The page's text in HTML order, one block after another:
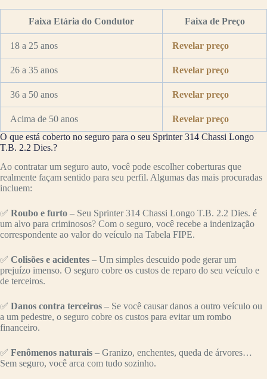
Faixa Etária do Condutor Faixa de Preço
18 a 25 anos Revelar preço
26 a 35 anos Revelar preço
36 a 50 anos Revelar preço
Acima de 50 anos
Revelar preço
O que está coberto no seguro para o seu Sprinter 314 Chassi Longo
T.B. 2.2 Dies.?
Ao contratar um seguro auto, você pode escolher coberturas que
realmente façam sentido para seu perfil. Algumas das mais procuradas
incluem:
✅ Roubo e furto – Seu Sprinter 314 Chassi Longo T.B. 2.2 Dies. é
um alvo para criminosos? Com o seguro, você recebe a indenização
correspondente ao valor do veículo na Tabela FIPE.
✅ Colisões e acidentes – Um simples descuido pode gerar um
prejuízo imenso. O seguro cobre os custos de reparo do seu veículo e
de terceiros.
✅ Danos contra terceiros – Se você causar danos a outro veículo ou
a um pedestre, o seguro cobre os custos para evitar um rombo
financeiro.
✅ Fenômenos naturais – Granizo, enchentes, queda de árvores…
Sem seguro, você arca com tudo sozinho.